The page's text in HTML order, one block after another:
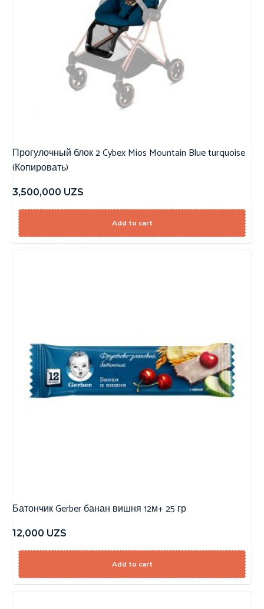
Прогулочный блок 2 Cybex Mios Mountain Blue turquoise
(Копировать)
3,500,000 UZS
Add to cart
Батончик Gerber банан вишня 12м+ 25 гр
12,000 UZS
Add to cart